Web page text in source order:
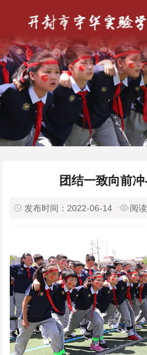
团结一致向前冲
 发布时间：2022-06-14  阅